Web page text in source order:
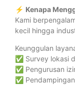
⚡ Kenapa
Kami
kecil hingga
Keunggulan
✅ Survey lokasi
✅ Pengurusan
✅